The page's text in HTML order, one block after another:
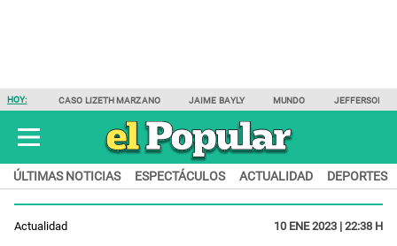
HOY: CASO LIZETH MARZANO JAIME BAYLY MUNDO JEFFERSON
ÚLTIMAS NOTICIAS ESPECTÁCULOS ACTUALIDAD DEPORTES
Actualidad 10 ENE 2023 | 22:38 H